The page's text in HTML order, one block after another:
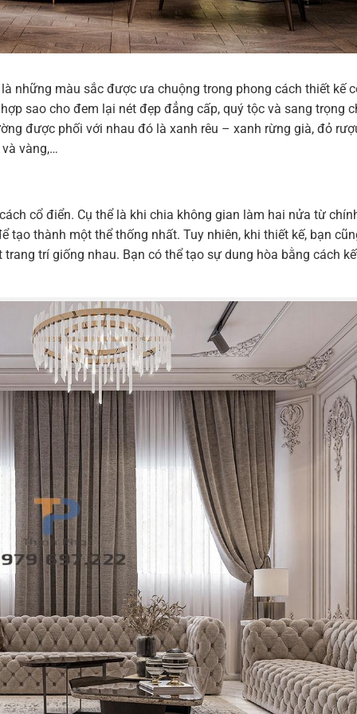
những màu sắc được ưa chuộng trong phong cách thiết kế
sao cho đem lại nét đẹp đẳng cấp, quý tộc và sang trọng
được phối với nhau đó là xanh rêu – xanh rừng già, đỏ
vàng,…
cổ điển. Cụ thể là khi chia không gian làm hai nửa từ
tạo thành một thể thống nhất. Tuy nhiên, khi thiết kế, bạn
trí giống nhau. Bạn có thể tạo sự dung hòa bằng cách